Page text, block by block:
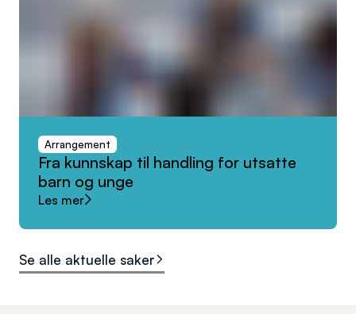
Arrangement
Fra kunnskap til handling for utsatte
barn og unge
Les mer
Se alle aktuelle saker